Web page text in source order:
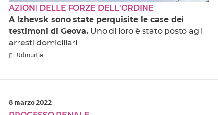
AZIONI DELLE FORZE DELL'ORDINE
A Izhevsk sono state perquisite le case dei
testimoni di Geova. Uno di loro è stato posto agli
arresti domiciliari
Udmurtia
8 marzo 2022